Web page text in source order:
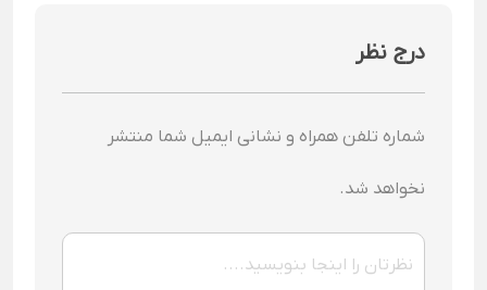
درج نظر
شماره تلفن همراه و نشانی ایمیل شما منتشر
نخواهد شد.